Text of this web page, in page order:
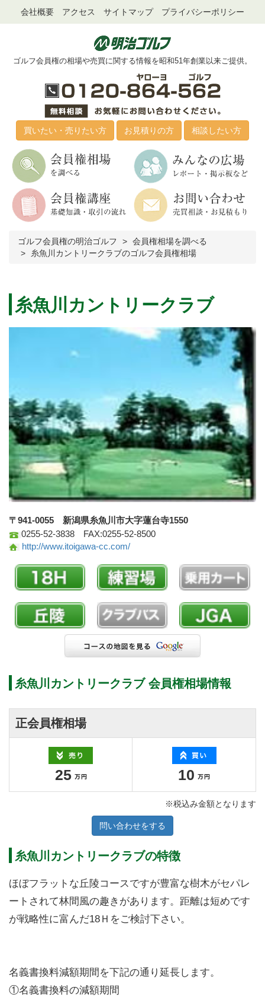
会社概要 アクセス サイトマップ プライバシーポリシー
ゴルフ会員権の相場や売買に関する情報を昭和51年創業以来ご提供。
買いたい・売りたい方 お見積りの方 相談したい方
ゴルフ会員権の明治ゴルフ
会員権相場を調べる
糸魚川カントリークラブのゴルフ会員権相場
糸魚川カントリークラブ
〒941-0055 新潟県糸魚川市大字蓮台寺1550
0255-52-3838 FAX:0255-52-8500
http://www.itoigawa-cc.com/
糸魚川カントリークラブ 会員権相場情報
正会員権相場
25 10
※税込み金額となります
問い合わせをする
糸魚川カントリークラブの特徴
ほぼフラットな丘陵コースですが豊富な樹木がセパレ
ートされて林間風の趣きがあります。距離は短めです
が戦略性に富んだ18Ｈをご検討下さい。
名義書換料減額期間を下記の通り延長します。
①名義書換料の減額期間